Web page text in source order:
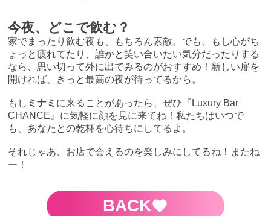
今夜、どこで飲む？
家でまったり飲む夜も、もちろん素敵。でも、もし心がち
ょっと疲れてたり、誰かと笑い合いたい気分だったりする
なら、思い切って外に出てみるのがおすすめ！新しい扉を
開ければ、きっと最高の夜が待ってるから。
もし ミナミ に来ることがあったら、ぜひ『Luxury Bar
CHANCE』に気軽に顔を見に来てね！私たちはいつで
も、あなたとの乾杯を心待ちにしてるよ。
それじゃあ、お店で会えるのを楽しみにしてるね！またね
ー！
BACK